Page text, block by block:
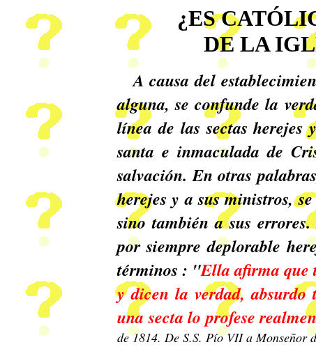
¿ES
DE LA
A causa del
alguna, se confunde la
línea de las sectas
santa e inmaculada de
salvación. En otras
herejes y a sus ministros,
sino también a sus
por siempre deplorable
términos : "Ella afirma que
y dicen la verdad, absurdo
una secta lo profese
de 1814. De S.S. Pío VII a Monseñor